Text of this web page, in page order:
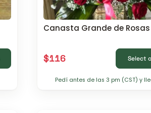
Canasta Grande de Rosas
$116 Select
Pedí antes de las 3 pm (CST) y